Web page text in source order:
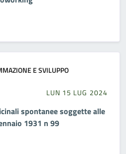
E SVILUPPO
LUN 15 LUG 2024
spontanee soggette alle
1931 n 99